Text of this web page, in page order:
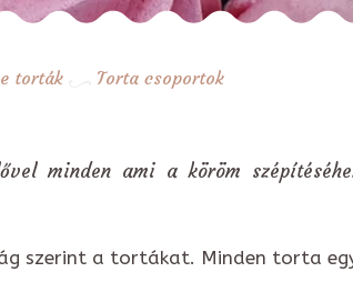
torták Torta csoportok
minden ami a köröm
szerint a tortákat. Minden torta